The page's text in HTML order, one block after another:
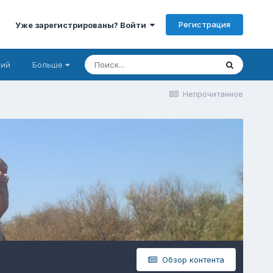
Уже зарегистрированы? Войти Регистрация
Больше
Непрочитанное
Обзор контента